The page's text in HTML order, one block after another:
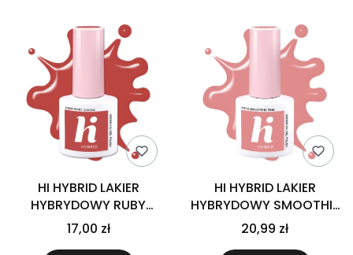
HI HYBRID LAKIER
HYBRYDOWY RUBY
COCOA #366 -5ML
17,00 zł
HI HYBRID LAKIER
HYBRYDOWY SMOOTHIE
PINK #372 -5 ML
20,99 zł